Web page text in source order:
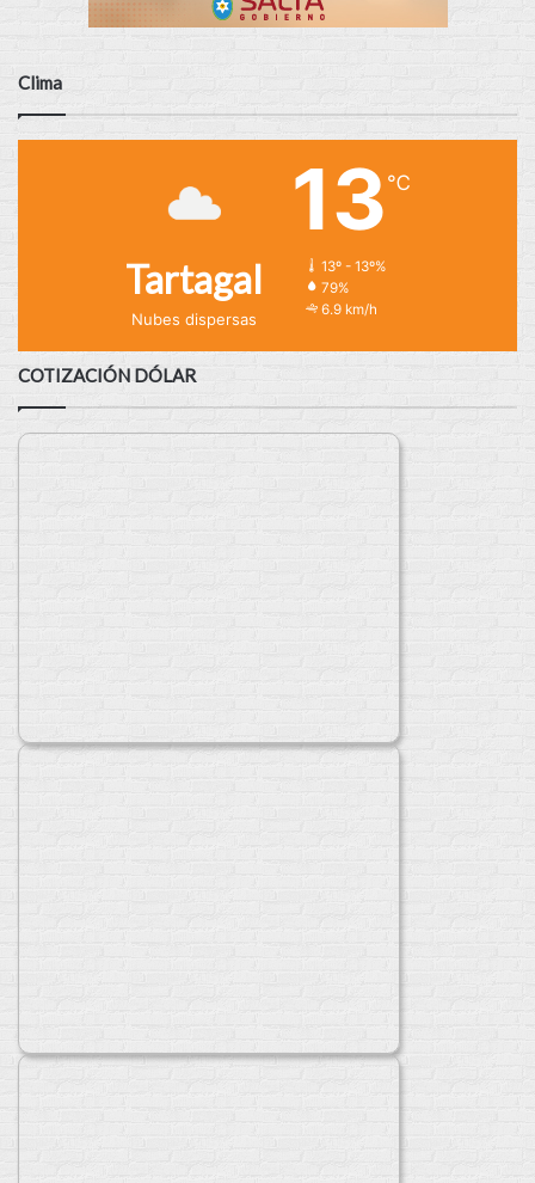
Clima
Tartagal
Nubes dispersas
13 ℃
13º - 13º%
79%
6.9 km/h
COTIZACIÓN DÓLAR